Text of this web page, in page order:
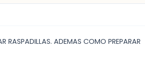
RASPADILLAS. ADEMAS COMO PREPARAR